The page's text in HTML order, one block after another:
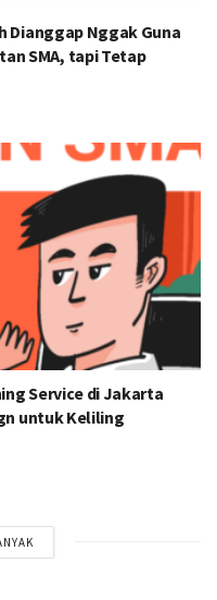
Dianggap Nggak Guna
SMA, tapi Tetap
Service di Jakarta
untuk Keliling